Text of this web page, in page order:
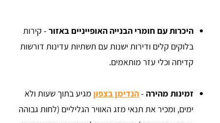
היכרות עם חומרי הבנייה האופייניים באזור - קירות
בלוקים קלים ודירות ישנות עם תשתיות עדינות דורשות
קדיחה וכלי עזר מותאמים.
זמינות מהירה -הנדימן בצפון מגיע בתוך שעות ולא
ימים, ומכיר את תנאי מזג האוויר הגליליים (לחות גבוהה